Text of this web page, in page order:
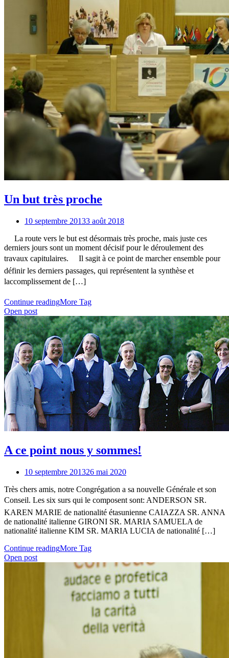
Un but très proche
10 septembre 20133 août 2018
La route vers le but est désormais très proche, mais juste ces
derniers jours sont un moment décisif pour le déroulement des
travaux capitulaires. Il sagit à ce point de marcher ensemble pour
définir les derniers passages, qui représentent la synthèse et
laccomplissement de […]
Continue readingMore Tag
Open post
A ce point nous y sommes!
10 septembre 201326 mai 2020
Très chers amis, notre Congrégation a sa nouvelle Générale et son
Conseil. Les six surs qui le composent sont: ANDERSON SR.
KAREN MARIE de nationalité étasunienne CAIAZZA SR. ANNA
de nationalité italienne GIRONI SR. MARIA SAMUELA de
nationalité italienne KIM SR. MARIA LUCIA de nationalité […]
Continue readingMore Tag
Open post